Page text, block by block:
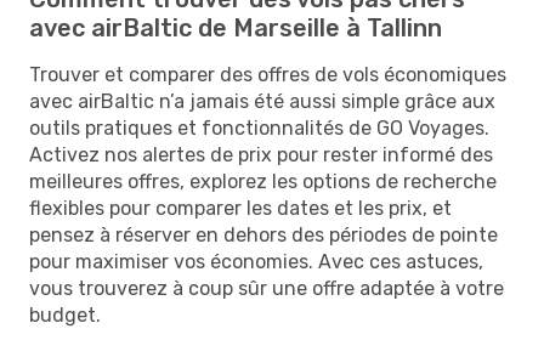
avec airBaltic de Marseille à Tallinn
Trouver et comparer des offres de vols économiques
avec airBaltic n’a jamais été aussi simple grâce aux
outils pratiques et fonctionnalités de GO Voyages.
Activez nos alertes de prix pour rester informé des
meilleures offres, explorez les options de recherche
flexibles pour comparer les dates et les prix, et
pensez à réserver en dehors des périodes de pointe
pour maximiser vos économies. Avec ces astuces,
vous trouverez à coup sûr une offre adaptée à votre
budget.